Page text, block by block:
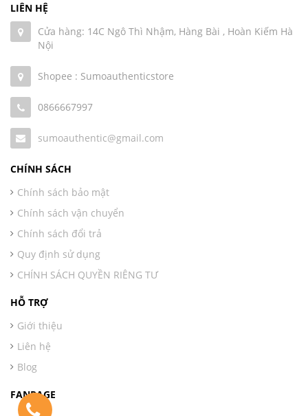
LIÊN HỆ
Cửa hàng: 14C Ngô Thì Nhậm, Hàng Bài , Hoàn Kiếm Hà
Nội
Shopee : Sumoauthenticstore
0866667997
sumoauthentic@gmail.com
CHÍNH SÁCH
Chính sách bảo mật
Chính sách vận chuyển
Chính sách đổi trả
Quy định sử dụng
CHÍNH SÁCH QUYỀN RIÊNG TƯ
HỖ TRỢ
Giới thiệu
Liên hệ
Blog
FANPAGE